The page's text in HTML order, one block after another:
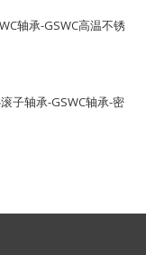
轴承-GSWC高温不锈
子轴承-GSWC轴承-密